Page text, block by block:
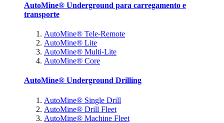
AutoMine® Underground para carregamento e
transporte
AutoMine® Tele-Remote
AutoMine® Lite
AutoMine® Multi-Lite
AutoMine® Core
AutoMine® Underground Drilling
AutoMine® Single Drill
AutoMine® Drill Fleet
AutoMine® Machine Fleet